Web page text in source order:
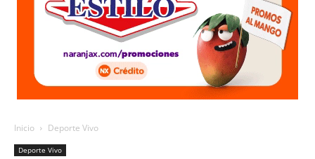
Inicio Deporte Vivo
Deporte Vivo